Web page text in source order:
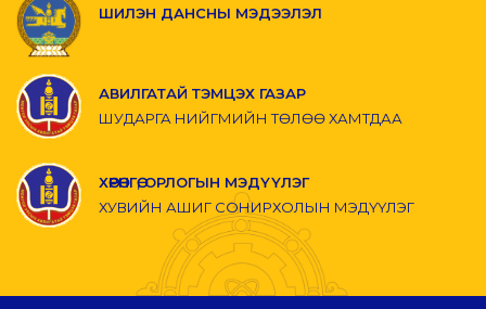
ШИЛЭН ДАНСНЫ МЭДЭЭЛЭЛ
АВИЛГАТАЙ ТЭМЦЭХ ГАЗАР
ШУДАРГА НИЙГМИЙН ТӨЛӨӨ ХАМТДАА
ХӨРӨНГӨ, ОРЛОГЫН МЭДҮҮЛЭГ
ХУВИЙН АШИГ СОНИРХОЛЫН МЭДҮҮЛЭГ